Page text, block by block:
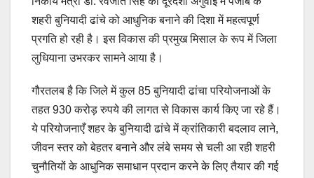
शहरी बुनियादी ढांचे को आधुनिक बनाने की दिशा में महत्वपूर्ण
प्रगति हो रही है। इस विकास की प्रमुख मिसाल के रूप में जिला
लुधियाना उभरकर सामने आया है।
गौरतलब है कि जिले में कुल 85 बुनियादी ढांचा परियोजनाओं के
तहत 930 करोड़ रुपये की लागत से विकास कार्य किए जा रहे हैं।
ये परियोजनाएँ शहर के बुनियादी ढांचे में क्रांतिकारी बदलाव लाने,
जीवन स्तर को बेहतर बनाने और लंबे समय से चली आ रही शहरी
चुनौतियों के आधुनिक समाधान प्रदान करने के लिए तैयार की गई